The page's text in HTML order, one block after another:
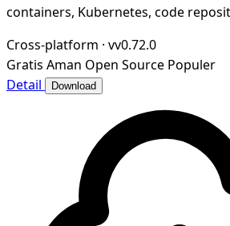
containers, Kubernetes, code
Cross-platform · vv0.72.0
Gratis Aman Open Source Populer
Detail
Download